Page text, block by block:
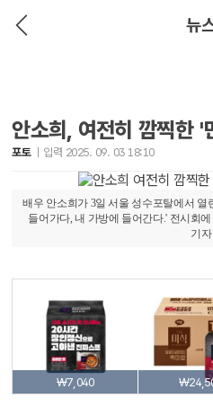
뉴
안소희, 여전히 깜찍한
포토 입력 2025. 09. 03 18:10
배우 안소희가 3일 서울 성수포탈에서 열
들어가다, 내 가방에 들어간다.' 전시회
기자
₩7,040